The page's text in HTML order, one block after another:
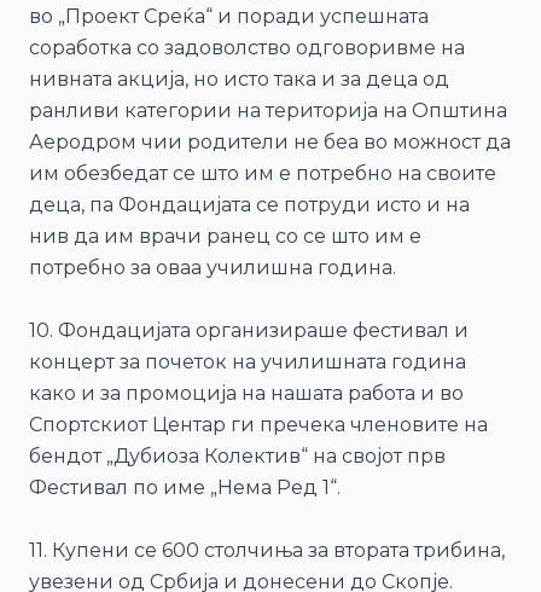
во „Проект Среќа“ и поради успешната
соработка со задоволство одговоривме на
нивната акција, но исто така и за деца од
ранливи категории на територија на Општина
Аеродром чии родители не беа во можност да
им обезбедат се што им е потребно на своите
деца, па Фондацијата се потруди исто и на
нив да им врачи ранец со се што им е
потребно за оваа училишна година.
10. Фондацијата организираше фестивал и
концерт за почеток на училишната година
како и за промоција на нашата работа и во
Спортскиот Центар ги пречека членовите на
бендот „Дубиоза Колектив“ на својот прв
Фестивал по име „Нема Ред 1“.
11. Купени се 600 столчиња за втората трибина,
увезени од Србија и донесени до Скопје.